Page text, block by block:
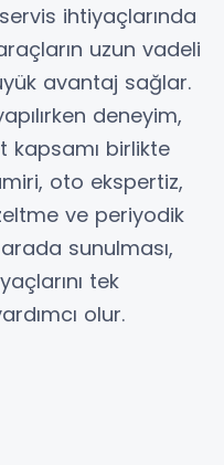
ihtiyaçlarında
uzun vadeli
avantaj sağlar.
deneyim,
kapsamı birlikte
oto ekspertiz,
ve periyodik
sunulması,
tek
olur.